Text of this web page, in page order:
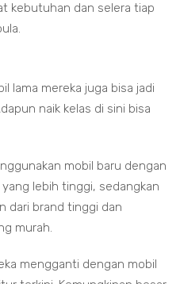
kebutuhan dan selera tiap
lama mereka juga bisa jadi
naik kelas di sini bisa
mobil baru dengan
lebih tinggi, sedangkan
dari brand tinggi dan
murah.
mengganti dengan mobil